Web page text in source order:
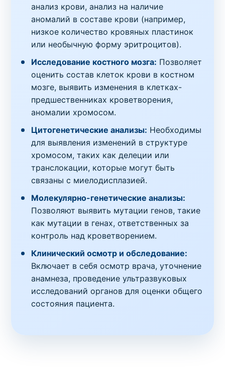
анализ крови, анализ на наличие
аномалий в составе крови (например,
низкое количество кровяных пластинок
или необычную форму эритроцитов).
Исследование костного мозга: Позволяет
оценить состав клеток крови в костном
мозге, выявить изменения в клетках-
предшественниках кроветворения,
аномалии хромосом.
Цитогенетические анализы: Необходимы
для выявления изменений в структуре
хромосом, таких как делеции или
транслокации, которые могут быть
связаны с миелодисплазией.
Молекулярно-генетические анализы:
Позволяют выявить мутации генов, такие
как мутации в генах, ответственных за
контроль над кроветворением.
Клинический осмотр и обследование:
Включает в себя осмотр врача, уточнение
анамнеза, проведение ультразвуковых
исследований органов для оценки общего
состояния пациента.